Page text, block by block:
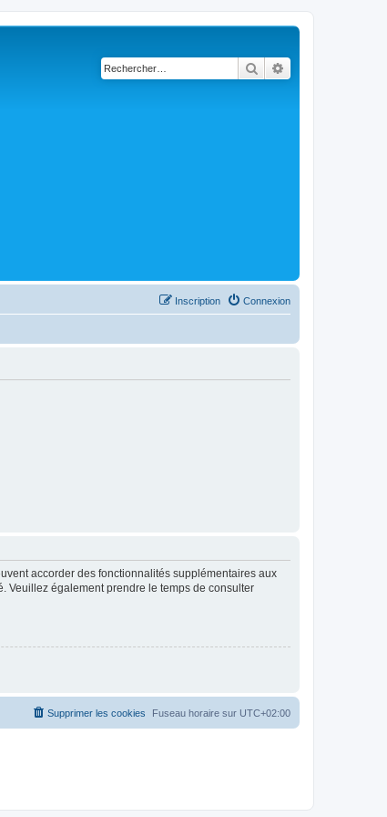
Rechercher
Connexion
Inscription
accorder des fonctionnalités supplémentaires aux
Veuillez également prendre le temps de consulter
Fuseau horaire sur UTC+02:00
Supprimer les cookies